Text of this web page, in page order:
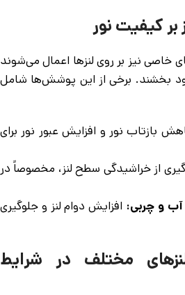
کیفیت نور
خاصی نیز بر روی لنزها اعمال می‌شوند
بخشند. برخی از این پوشش‌ها شامل
بازتاب نور و افزایش عبور نور برای
از خراشیدگی سطح لنز، مخصوصاً در
آب و چربی: افزایش دوام لنز و جلوگیری
مختلف در شرایط